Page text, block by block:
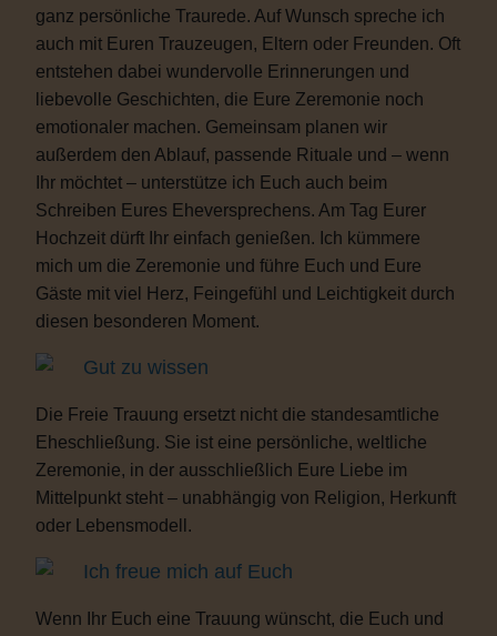
ganz persönliche Traurede. Auf Wunsch spreche ich
auch mit Euren Trauzeugen, Eltern oder Freunden. Oft
entstehen dabei wundervolle Erinnerungen und
liebevolle Geschichten, die Eure Zeremonie noch
emotionaler machen. Gemeinsam planen wir
außerdem den Ablauf, passende Rituale und – wenn
Ihr möchtet – unterstütze ich Euch auch beim
Schreiben Eures Eheversprechens. Am Tag Eurer
Hochzeit dürft Ihr einfach genießen. Ich kümmere
mich um die Zeremonie und führe Euch und Eure
Gäste mit viel Herz, Feingefühl und Leichtigkeit durch
diesen besonderen Moment.
Gut zu wissen
Die Freie Trauung ersetzt nicht die standesamtliche
Eheschließung. Sie ist eine persönliche, weltliche
Zeremonie, in der ausschließlich Eure Liebe im
Mittelpunkt steht – unabhängig von Religion, Herkunft
oder Lebensmodell.
Ich freue mich auf Euch
Wenn Ihr Euch eine Trauung wünscht, die Euch und